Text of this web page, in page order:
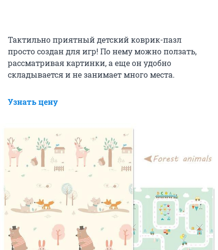
Тактильно приятный детский коврик-пазл
просто создан для игр! По нему можно ползать,
рассматривая картинки, а еще он удобно
складывается и не занимает много места.
Узнать цену